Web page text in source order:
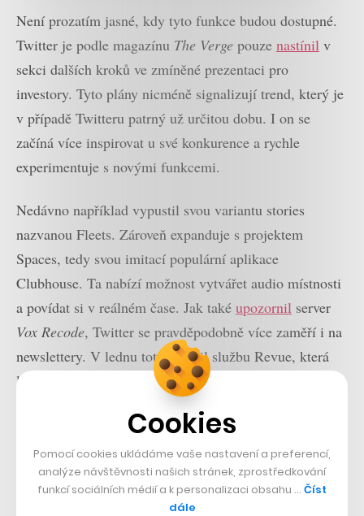
Není prozatím jasné, kdy tyto funkce budou dostupné.
Twitter je podle magazínu The Verge pouze nastínil v
sekci dalších kroků ve zmíněné prezentaci pro
investory. Tyto plány nicméně signalizují trend, který je
v případě Twitteru patrný už určitou dobu. I on se
začíná více inspirovat u své konkurence a rychle
experimentuje s novými funkcemi.
Nedávno například vypustil svou variantu stories
nazvanou Fleets. Zároveň expanduje s projektem
Spaces, tedy svou imitací populární aplikace
Clubhouse. Ta nabízí možnost vytvářet audio místnosti
a povídat si v reálném čase. Jak také upozornil server
Vox Recode, Twitter se pravděpodobně více zaměří i na
newslettery. V lednu totiž koupil službu Revue, která
lidem umožňuje tvořit a rozesílat své vlastní. Ostatně i
tento benefit bude součástí funkce „super sledujících“.
Bezpečnější prostředí a psychické
zdraví
Cookies
Pomocí cookies ukládáme vaše nastavení a preferencí,
analýze návštěvnosti našich stránek, zprostředkování
funkcí sociálních médií a k personalizaci obsahu … Číst
dále